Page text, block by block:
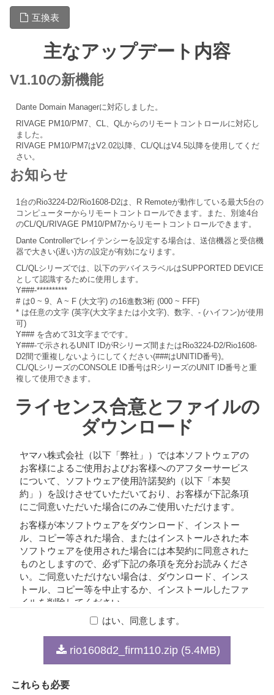
互換表
主なアップデート内容
V1.10の新機能
Dante Domain Managerに対応しました。
RIVAGE PM10/PM7、CL、QLからのリモートコントロールに対応し
ました。
RIVAGE PM10/PM7はV2.02以降、CL/QLはV4.5以降を使用してくだ
さい。
お知らせ
1台のRio3224-D2/Rio1608-D2は、R Remoteが動作している最大5台の
コンピューターからリモートコントロールできます。また、別途4台
のCL/QL/RIVAGE PM10/PM7からリモートコントロールできます。
Dante Controllerでレイテンシーを設定する場合は、送信機器と受信機
器で大きい(遅い)方の設定が有効になります。
CL/QLシリーズでは、以下のデバイスラベルはSUPPORTED DEVICE
として認識するために使用します。
Y###-**********
# は0 ~ 9、A ~ F (大文字) の16進数3桁 (000 ~ FFF)
* は任意の文字 (英字(大文字または小文字)、数字、- (ハイフン)が使用
可)
Y### を含めて31文字までです。
Y###-で示されるUNIT IDがRシリーズ間またはRio3224-D2/Rio1608-
D2間で重複しないようにしてください(###はUNITID番号)。
CL/QLシリーズのCONSOLE ID番号はRシリーズのUNIT ID番号と重
複して使用できます。
ライセンス合意とファイルの
ダウンロード
ヤマハ株式会社（以下「弊社」）では本ソフトウェアの
お客様によるご使用およびお客様へのアフターサービス
について、ソフトウェア使用許諾契約（以下「本契
約」）を設けさせていただいており、お客様が下記条項
にご同意いただいた場合にのみご使用いただけます。
お客様が本ソフトウェアをダウンロード、インストー
ル、コピー等された場合、またはインストールされた本
ソフトウェアを使用された場合には本契約に同意された
ものとしますので、必ず下記の条項を充分お読みくださ
い。ご同意いただけない場合は、ダウンロード、インス
トール、コピー等を中止するか、インストールしたファ
イルを削除してください。
1. 著作権および使用許諾
弊社はお客様に対し、本契約に基づいて配布されるプロ
付きで配布され得るそれらのバージョンアップ（以下
はい、同意します。
rio1608d2_firm110.zip (5.4MB)
これらも必要